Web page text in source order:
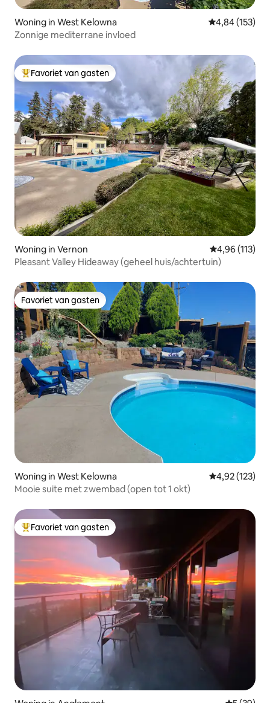
Woning in West Kelowna Gemiddelde
4,84 (153)
Zonnige mediterrane invloed
Topfavoriet van gasten
Favoriet van gasten
Woning in Vernon Gemiddelde
4,96 (113)
Pleasant Valley Hideaway (geheel huis/achtertuin)
Favoriet van gasten
Favoriet van gasten
Woning in West Kelowna Gemiddelde
4,92 (123)
Mooie suite met zwembad (open tot 1 okt)
Topfavoriet van gasten
Favoriet van gasten